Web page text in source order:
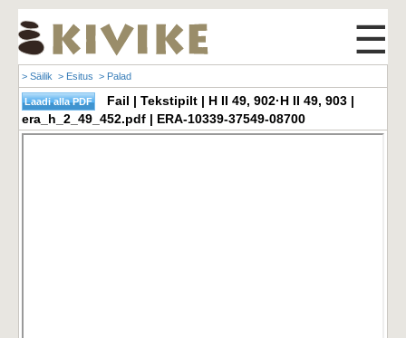
☰
> Säilik > Esitus > Palad
Fail | Tekstipilt | H II 49, 902·H II 49, 903 |
era_h_2_49_452.pdf | ERA-10339-37549-08700